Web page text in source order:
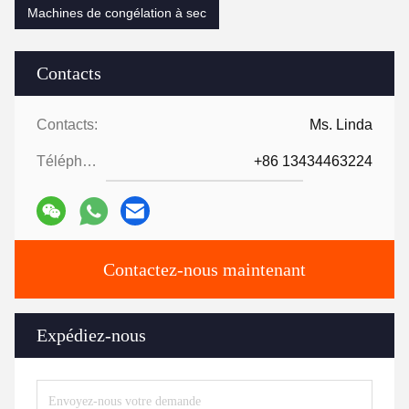
Contacts
Contacts: Ms. Linda
Téléphone: +86 13434463224
Contactez-nous maintenant
Expédiez-nous
Machines de congélation à sec